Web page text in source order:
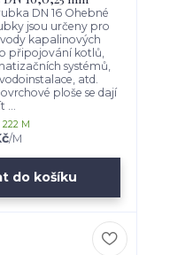
DN 16 Ohebné
jsou určeny pro
kapalinových
připojování kotlů,
systémů,
atd.
ploše se dají
/M
Skladem 222 M
do košíku